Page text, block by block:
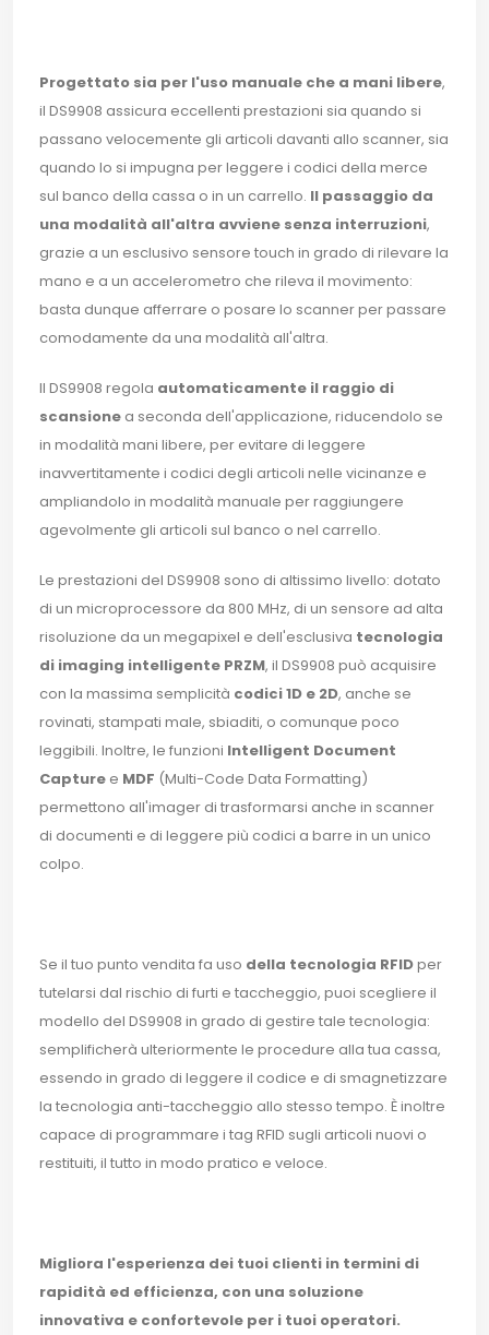
Progettato sia per l'uso manuale che a mani libere,
il DS9908 assicura eccellenti prestazioni sia quando si
passano velocemente gli articoli davanti allo scanner, sia
quando lo si impugna per leggere i codici della merce
sul banco della cassa o in un carrello. Il passaggio da
una modalità all'altra avviene senza interruzioni,
grazie a un esclusivo sensore touch in grado di rilevare la
mano e a un accelerometro che rileva il movimento:
basta dunque afferrare o posare lo scanner per passare
comodamente da una modalità all'altra.
Il DS9908 regola automaticamente il raggio di
scansione a seconda dell'applicazione, riducendolo se
in modalità mani libere, per evitare di leggere
inavvertitamente i codici degli articoli nelle vicinanze e
ampliandolo in modalità manuale per raggiungere
agevolmente gli articoli sul banco o nel carrello.
Le prestazioni del DS9908 sono di altissimo livello: dotato
di un microprocessore da 800 MHz, di un sensore ad alta
risoluzione da un megapixel e dell'esclusiva tecnologia
di imaging intelligente PRZM, il DS9908 può acquisire
con la massima semplicità codici 1D e 2D, anche se
rovinati, stampati male, sbiaditi, o comunque poco
leggibili. Inoltre, le funzioni Intelligent Document
Capture e MDF (Multi-Code Data Formatting)
permettono all'imager di trasformarsi anche in scanner
di documenti e di leggere più codici a barre in un unico
colpo.
Se il tuo punto vendita fa uso della tecnologia RFIDper
tutelarsi dal rischio di furti e taccheggio, puoi scegliere il
modello del DS9908 in grado di gestire tale tecnologia:
semplificherà ulteriormente le procedure alla tua cassa,
essendo in grado di leggere il codice e di smagnetizzare
la tecnologia anti-taccheggio allo stesso tempo. È inoltre
capace di programmare i tag RFID sugli articoli nuovi o
restituiti, il tutto in modo pratico e veloce.
Migliora l'esperienza dei tuoi clienti in termini di
rapidità ed efficienza, con una soluzione
innovativa e confortevole per i tuoi operatori.